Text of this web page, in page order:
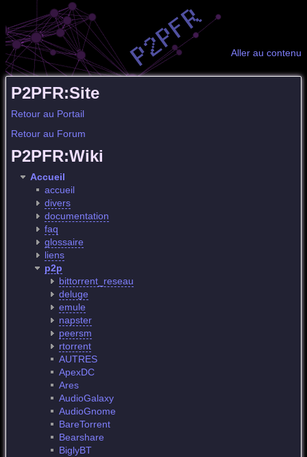
Aller au contenu
P2PFR:Site
Retour au Portail
Retour au Forum
P2PFR:Wiki
Accueil
accueil
divers
documentation
faq
glossaire
liens
p2p
bittorrent_reseau
deluge
emule
napster
peersm
rtorrent
AUTRES
ApexDC
Ares
AudioGalaxy
AudioGnome
BareTorrent
Bearshare
BiglyBT